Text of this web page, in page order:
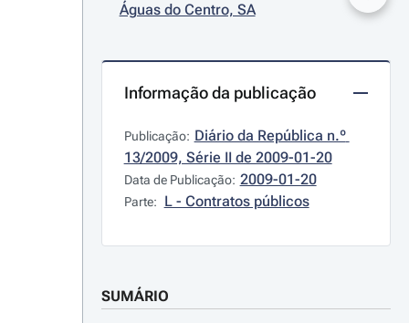
Águas do Centro, SA
Informação da publicação
Publicação: Diário da República n.º
13/2009, Série II de 2009-01-20
Data de Publicação: 2009-01-20
Parte: L - Contratos públicos
SUMÁRIO